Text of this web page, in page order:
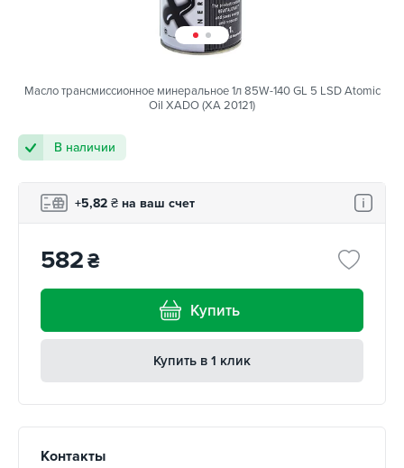
Масло трансмиссионное минеральное 1л 85W-140 GL 5 LSD Atomic
Oil XADO (XA 20121)
В наличии
+5,82 ₴ на ваш счет
582₴
Купить
Купить в 1 клик
Контакты